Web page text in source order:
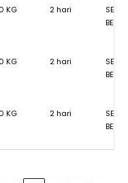
KG 2 hari
KG 2 hari
KG 2 hari